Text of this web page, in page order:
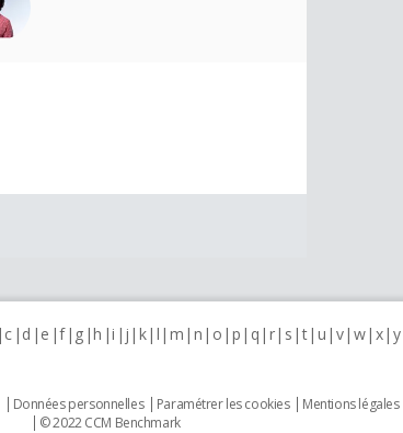
c d e f g h i j k l m n o p q r s t u v w x y
Données personnelles Paramétrer les cookies Mentions légales
© 2022 CCM Benchmark